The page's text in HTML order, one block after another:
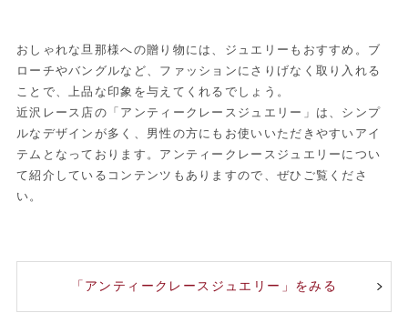
おしゃれな旦那様への贈り物には、ジュエリーもおすすめ。ブ
ローチやバングルなど、ファッションにさりげなく取り入れる
ことで、上品な印象を与えてくれるでしょう。
近沢レース店の「アンティークレースジュエリー」は、シンプ
ルなデザインが多く、男性の方にもお使いいただきやすいアイ
テムとなっております。アンティークレースジュエリーについ
て紹介しているコンテンツもありますので、ぜひご覧くださ
い。
「アンティークレースジュエリー」をみる